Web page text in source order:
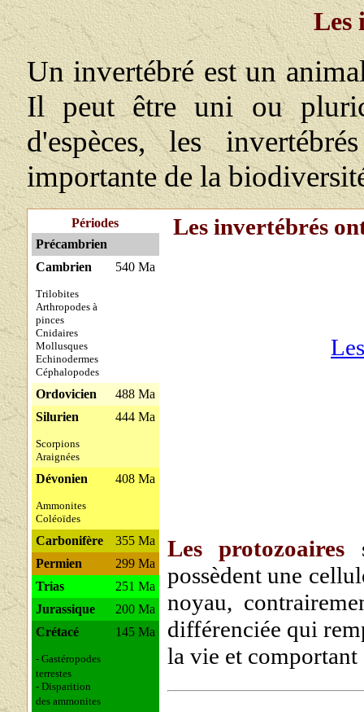
Les
Un invertébré est un
Il peut être uni ou
d'espèces, les
importante de la
Périodes
Précambrien
Cambrien
Trilobites
Arthropodes à
pinces
Cnidaires
Mollusques
Echinodermes
Céphalopodes
540 Ma
Ordovicien
488 Ma
Silurien
Scorpions
Araignées
444 Ma
Dévonien
Ammonites
Coléoïdes
408 Ma
Carbonifère
355 Ma
Permien
299 Ma
Trias
251 Ma
Jurassique
200 Ma
Crétacé
- Gastéropodes
terrestes
- Disparition
des ammonites
145 Ma
Les invertébrés
Les protozoaires
possèdent une
noyau,
différenciée qui
la vie et comportant